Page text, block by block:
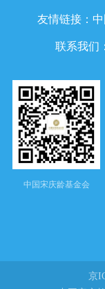
友情链接：
联系我们：
中国宋庆龄基金会
京